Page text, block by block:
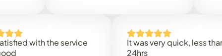
with the service
It was very quick, less than